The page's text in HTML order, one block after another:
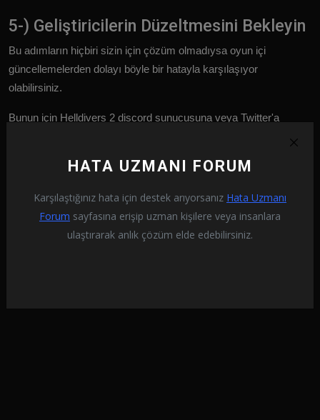
HATA UZMANI FORUM
Karşılaştığınız hata için destek arıyorsanız Hata Uzmanı
Forum sayfasına erişip uzman kişilere veya insanlara
ulaştırarak anlık çözüm elde edebilirsiniz.
5-) Geliştiricilerin Düzeltmesini Bekleyin
Bu adımların hiçbiri sizin için çözüm olmadıysa oyun içi
güncellemelerden dolayı böyle bir hatayla karşılaşıyor
olabilirsiniz.
Bunun için Helldivers 2 discord sunucusuna veya Twitter'a
Helldivers 2 Discord